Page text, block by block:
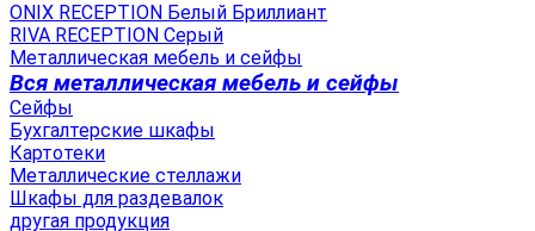
ONIX RECEPTION Белый Бриллиант
RIVA RECEPTION Серый
Металлическая мебель и сейфы
Вся металлическая мебель и сейфы
Сейфы
Бухгалтерские шкафы
Картотеки
Металлические стеллажи
Шкафы для раздевалок
другая продукция